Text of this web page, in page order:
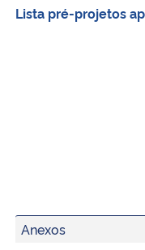
Lista pré-projetos
Anexos